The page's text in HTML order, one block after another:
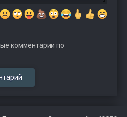
комментарии по